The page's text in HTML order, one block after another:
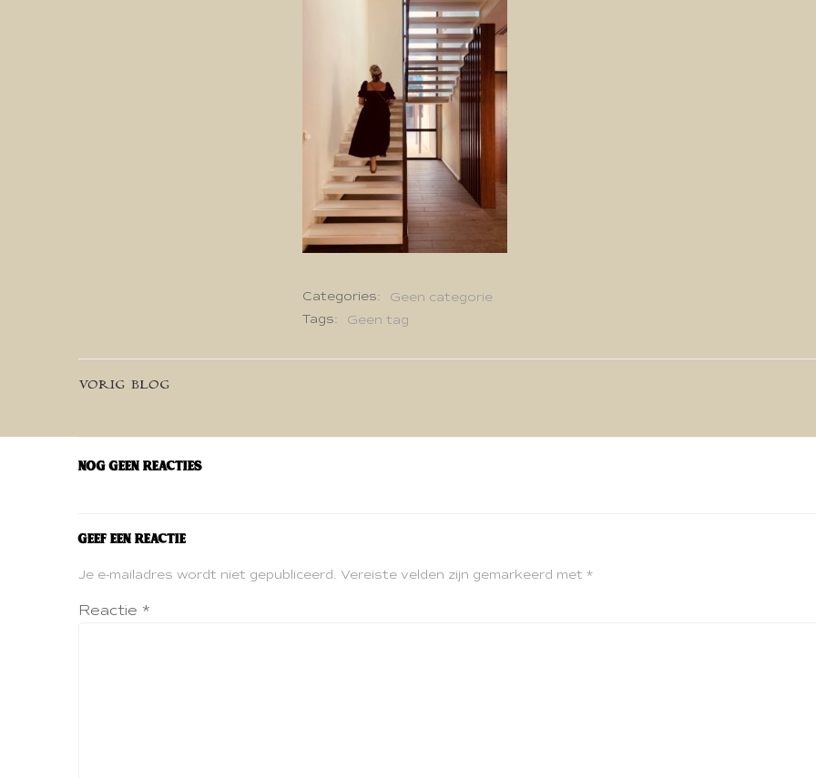
Categories:
Geen categorie
Tags:
Geen tag
Bericht
navigatie
VORIG BLOG
Nog geen reacties
Geef een reactie
Je e-mailadres wordt niet gepubliceerd. Vereiste velden zijn gemarkeerd met *
Reactie *